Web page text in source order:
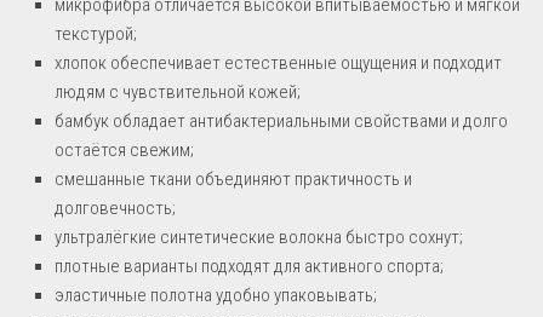
микрофибра отличается высокой впитываемостью и мягкой
текстурой;
хлопок обеспечивает естественные ощущения и подходит
людям с чувствительной кожей;
бамбук обладает антибактериальными свойствами и долго
остаётся свежим;
смешанные ткани объединяют практичность и
долговечность;
ультралёгкие синтетические волокна быстро сохнут;
плотные варианты подходят для активного спорта;
эластичные полотна удобно упаковывать;